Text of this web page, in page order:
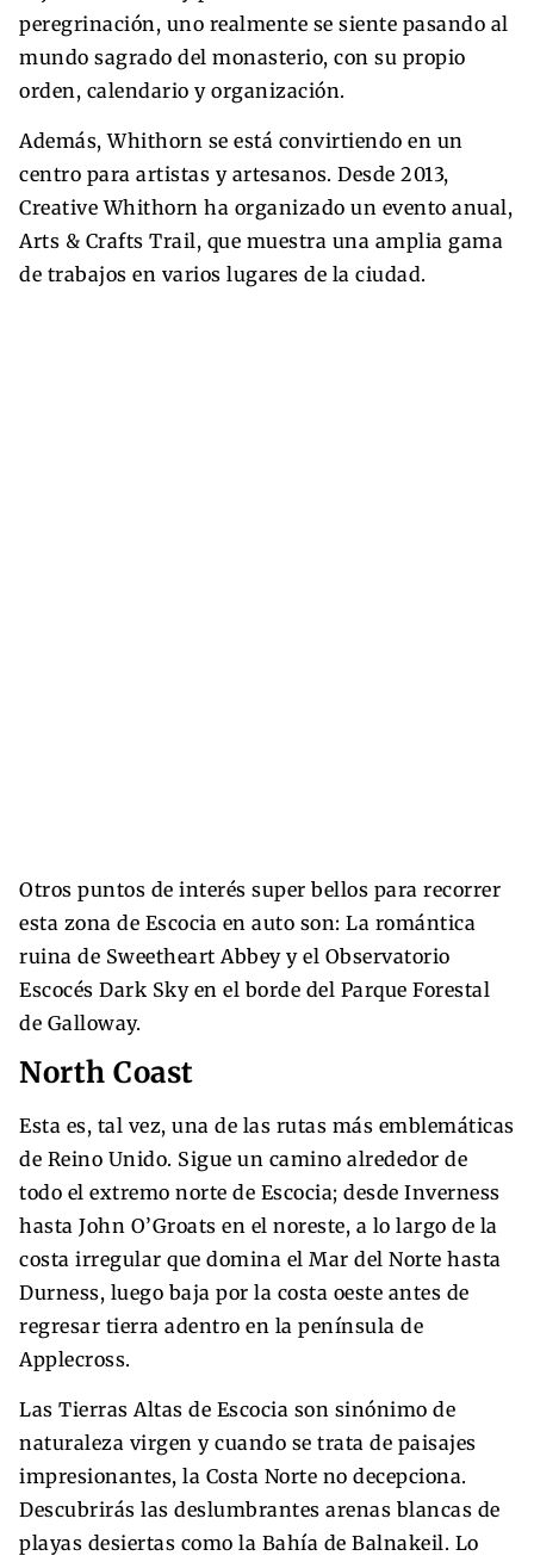
peregrinación, uno realmente se siente pasando al
mundo sagrado del monasterio, con su propio
orden, calendario y organización.
Además, Whithorn se está convirtiendo en un
centro para artistas y artesanos. Desde 2013,
Creative Whithorn ha organizado un evento anual,
Arts & Crafts Trail, que muestra una amplia gama
de trabajos en varios lugares de la ciudad.
Otros puntos de interés super bellos para recorrer
esta zona de Escocia en auto son: La romántica
ruina de Sweetheart Abbey y el Observatorio
Escocés Dark Sky en el borde del Parque Forestal
de Galloway.
North Coast
Esta es, tal vez, una de las rutas más emblemáticas
de Reino Unido. Sigue un camino alrededor de
todo el extremo norte de Escocia; desde Inverness
hasta John O’Groats en el noreste, a lo largo de la
costa irregular que domina el Mar del Norte hasta
Durness, luego baja por la costa oeste antes de
regresar tierra adentro en la península de
Applecross.
Las Tierras Altas de Escocia son sinónimo de
naturaleza virgen y cuando se trata de paisajes
impresionantes, la Costa Norte no decepciona.
Descubrirás las deslumbrantes arenas blancas de
playas desiertas como la Bahía de Balnakeil. Lo